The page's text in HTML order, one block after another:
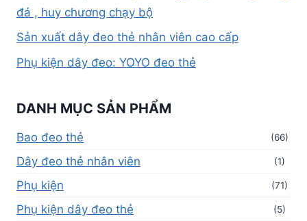
đá , huy chương chạy bộ
Sản xuất dây đeo thẻ nhân viên cao cấp
Phụ kiện dây đeo: YOYO đeo thẻ
DANH MỤC SẢN PHẨM
Bao đeo thẻ (66)
Dây đeo thẻ nhân viên (1)
Phụ kiện (71)
Phụ kiện dây đeo thẻ (5)